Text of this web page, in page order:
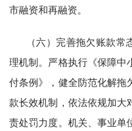
市融资和再融资。
（六）完善拖欠账款常
理机制。严格执行《保障中
付条例》，健全防范化解拖
款长效机制，依法依规加大
责处罚力度。机关、事业单